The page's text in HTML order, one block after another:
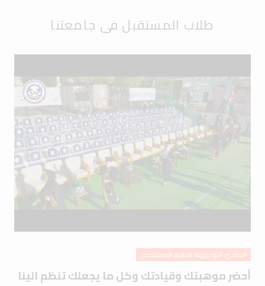
طلاب المستقبل في جامعتنا
المبادئ التوجيهية للطلبة المستجدين
أحضر موهبتك وقيادتك وكل ما يجعلك تنظم الينا